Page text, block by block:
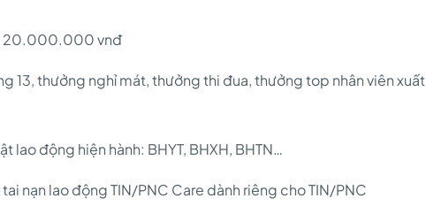
20.000.000 vnđ
13, thưởng nghỉ mát, thưởng thi đua, thưởng top nhân viên xuất
lao động hiện hành: BHYT, BHXH, BHTN…
nạn lao động TIN/PNC Care dành riêng cho TIN/PNC